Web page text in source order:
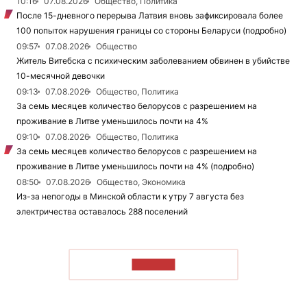
После 15-дневного перерыва Латвия вновь зафиксировала более
100 попыток нарушения границы со стороны Беларуси (подробно)
09:57
07.08.2026
Общество
Житель Витебска с психическим заболеванием обвинен в убийстве
10-месячной девочки
09:13
07.08.2026
Общество, Политика
За семь месяцев количество белорусов с разрешением на
проживание в Литве уменьшилось почти на 4%
09:10
07.08.2026
Общество, Политика
За семь месяцев количество белорусов с разрешением на
проживание в Литве уменьшилось почти на 4% (подробно)
08:50
07.08.2026
Общество, Экономика
Из-за непогоды в Минской области к утру 7 августа без
электричества оставалось 288 поселений